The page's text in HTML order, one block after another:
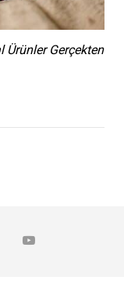
Ürünler Gerçekten